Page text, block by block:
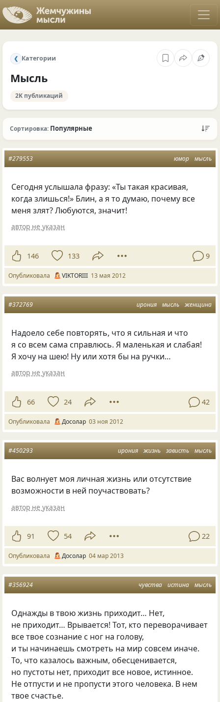
❮ Категории
Мысль
2K публикаций
Сортировка: Популярные
юмор мысль
#279553
Сегодня услышала фразу: «Ты такая красивая,
когда злишься!» Блин, а я то думаю, почему все
меня злят? Любуются, значит!
автор не указан
146 133 9
Опубликовала VIKTORIII 13 мая 2012
ирония мысль женщина
#372769
Надоело себе повторять, что я сильная и что
я со всем сама справлюсь. Я маленькая и слабая!
Я хочу на шею! Ну или хотя бы на ручки…
автор не указан
66 24 42
Опубликовала Досолар 03 ноя 2012
ирония жизнь зависть мысль
#450293
Вас волнует моя личная жизнь или отсутствие
возможности в ней поучаствовать?
автор не указан
91 54 22
Опубликовала Досолар 04 мар 2013
чувства истина мысль
#356924
Однажды в твою жизнь приходит… Нет,
не приходит… Врывается! Тот, кто переворачивает
все твое сознание с ног на голову,
и ты начинаешь смотреть на мир совсем иначе.
То, что казалось важным, обесценивается,
но пустоты нет, приходит все новое, истинное.
Не отпусти и не пропусти этого человека. В нем
твое счастье.